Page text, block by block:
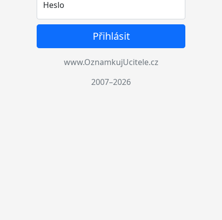
Heslo
Přihlásit
www.OznamkujUcitele.cz
2007–2026